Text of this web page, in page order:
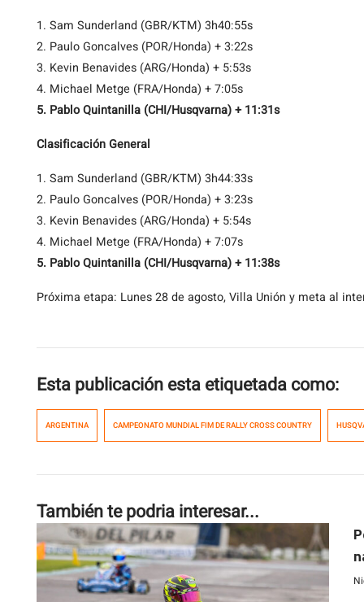
1. Sam Sunderland (GBR/KTM) 3h40:55s
2. Paulo Goncalves (POR/Honda) + 3:22s
3. Kevin Benavides (ARG/Honda) + 5:53s
4. Michael Metge (FRA/Honda) + 7:05s
5. Pablo Quintanilla (CHI/Husqvarna) + 11:31s
Clasificación General
1. Sam Sunderland (GBR/KTM) 3h44:33s
2. Paulo Goncalves (POR/Honda) + 3:23s
3. Kevin Benavides (ARG/Honda) + 5:54s
4. Michael Metge (FRA/Honda) + 7:07s
5. Pablo Quintanilla (CHI/Husqvarna) + 11:38s
Próxima etapa: Lunes 28 de agosto, Villa Unión y meta al
Esta publicación esta etiquetada como:
ARGENTINA CAMPEONATO MUNDIAL FIM DE RALLY CROSS COUNTRY
También te podria interesar...